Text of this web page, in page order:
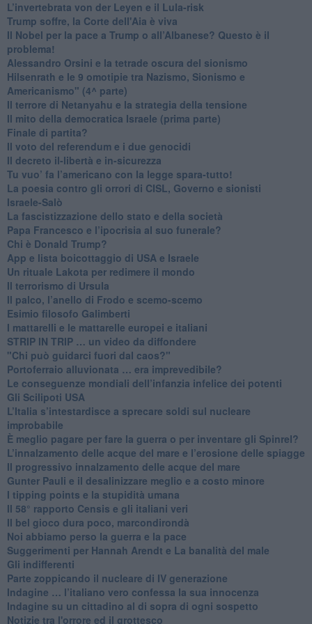
L’invertebrata von der Leyen e il Lula-risk
Trump soffre, la Corte dell'Aia è viva
​Il Nobel per la pace a Trump o all’Albanese? Questo è il
problema!
​Alessandro Orsini e la tetrade oscura del sionismo
​Hilsenrath e le 9 omotipie tra Nazismo, Sionismo e
Americanismo" (4^ parte)
​Il terrore di Netanyahu e la strategia della tensione
Il mito della democratica Israele (prima parte)
​Finale di partita?
​Il voto del referendum e i due genocidi
Il decreto il-libertà e in-sicurezza
Tu vuo’ fa l’americano con la legge spara-tutto!
La poesia contro gli orrori di CISL, Governo e sionisti
Israele-Salò
​La fascistizzazione dello stato e della società
Papa Francesco e l’ipocrisia al suo funerale?
​Chi è Donald Trump?
App e lista boicottaggio di USA e Israele
​Un rituale Lakota per redimere il mondo
Il terrorismo di Ursula
​Il palco, l’anello di Frodo e scemo-scemo
Esimio filosofo Galimberti
​I mattarelli e le mattarelle europei e italiani
​STRIP IN TRIP … un video da diffondere
"Chi può guidarci fuori dal caos?"
​Portoferraio alluvionata … era imprevedibile?
Le conseguenze mondiali dell’infanzia infelice dei potenti
​Gli Scilipoti USA
L’Italia s’intestardisce a sprecare soldi sul nucleare
improbabile
È meglio pagare per fare la guerra o per inventare gli Spinrel?
​L’innalzamento delle acque del mare e l’erosione delle spiagge
​Il progressivo innalzamento delle acque del mare
​Gunter Pauli e il desalinizzare meglio e a costo minore
I tipping points e la stupidità umana
​Il 58° rapporto Censis e gli italiani veri
​Il bel gioco dura poco, marcondirondà
Noi abbiamo perso la guerra e la pace
Suggerimenti per Hannah Arendt e La banalità del male
​Gli indifferenti
Parte zoppicando il nucleare di IV generazione
​Indagine … l’italiano vero confessa la sua innocenza
Indagine su un cittadino al di sopra di ogni sospetto
Notizie tra l'orrore ed il grottesco